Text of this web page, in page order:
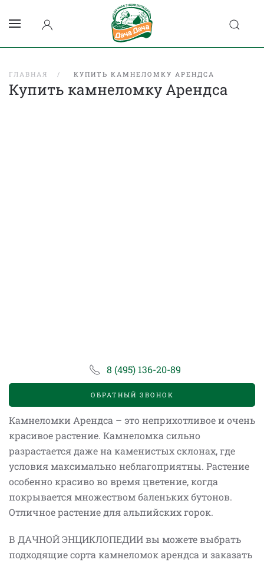
ГЛАВНАЯ КУПИТЬ КАМНЕЛОМКУ АРЕНДСА
Купить камнеломку Арендса
8 (495) 136-20-89
ОБРАТНЫЙ ЗВОНОК
Камнеломки Арендса – это неприхотливое и очень
красивое растение. Камнеломка сильно
разрастается даже на каменистых склонах, где
условия максимально неблагоприятны. Растение
особенно красиво во время цветение, когда
покрывается множеством баленьких бутонов.
Отличное растение для альпийских горок.
В ДАЧНОЙ ЭНЦИКЛОПЕДИИ вы можете выбрать
подходящие сорта камнеломок арендса и заказать